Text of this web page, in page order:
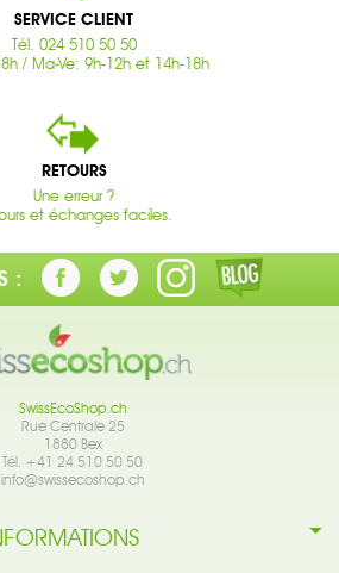
SERVICE CLIENT
Tél. 024 510 50 50
/ Ma-Ve: 9h-12h et 14h-18h
RETOURS
Une erreur ?
et échanges faciles.
:
SwissEcoShop.ch
Rue Centrale 25
1880 Bex
Tél. +41 24 510 50 50
info@swissecoshop.ch